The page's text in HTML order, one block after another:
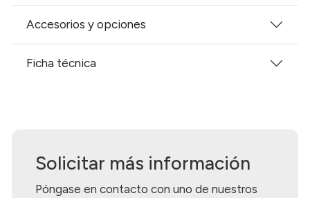
Accesorios y opciones
Ficha técnica
Solicitar más información
Póngase en contacto con uno de nuestros